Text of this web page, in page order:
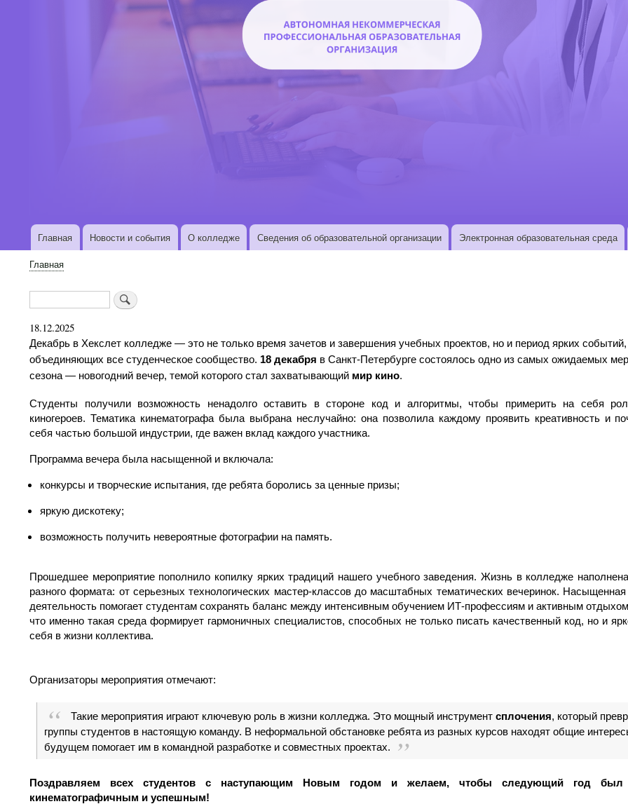
Основная
навигация
Главная Новости и события О колледже Сведения об образовательной организации Электронная образовательная среда
Строка
навигации
Главная
Поиск
18.12.2025
Декабрь в Хекслет колледже — это не только время зачетов и завершения учебных проектов, но и период ярких событий,
объединяющих все студенческое сообщество. 18 декабря в Санкт-Петербурге состоялось одно из самых ожидаемых
сезона — новогодний вечер, темой которого стал захватывающий мир кино.
Студенты получили возможность ненадолго оставить в стороне код и алгоритмы, чтобы примерить на себя
киногероев. Тематика кинематографа была выбрана неслучайно: она позволила каждому проявить креативность и
себя частью большой индустрии, где важен вклад каждого участника.
Программа вечера была насыщенной и включала:
конкурсы и творческие испытания, где ребята боролись за ценные призы;
яркую дискотеку;
возможность получить невероятные фотографии на память.
Прошедшее мероприятие пополнило копилку ярких традиций нашего учебного заведения. Жизнь в колледже
разного формата: от серьезных технологических мастер-классов до масштабных тематических вечеринок. Насыщенная
деятельность помогает студентам сохранять баланс между интенсивным обучением ИТ-профессиям и активным
что именно такая среда формирует гармоничных специалистов, способных не только писать качественный код, но и
себя в жизни коллектива.
Организаторы мероприятия отмечают:
Такие мероприятия играют ключевую роль в жизни колледжа. Это мощный инструмент сплочения, который
группы студентов в настоящую команду. В неформальной обстановке ребята из разных курсов находят общие
будущем помогает им в командной разработке и совместных проектах.
Поздравляем всех студентов с наступающим Новым годом и желаем, чтобы следующий год
кинематографичным и успешным!